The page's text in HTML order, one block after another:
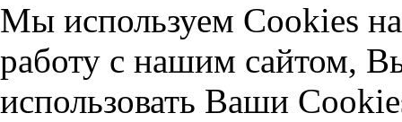
Мы используем Cookies
работу с нашим сайтом,
использовать Ваши